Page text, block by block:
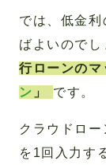
では、低金
ばよいのでし
行ローンのマ
ン 」 です。
クラウドロ
を1回入力す